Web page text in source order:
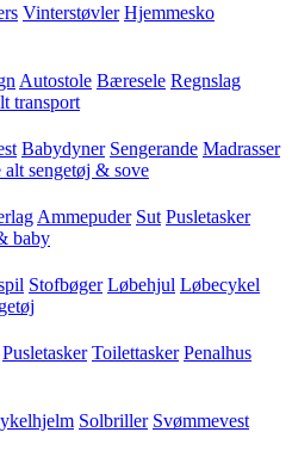
Vinterstøvler Hjemmesko
Autostole Bæresele Regnslag
transport
Babydyner Sengerande Madrasser
alt sengetøj & sove
Ammepuder Sut Pusletasker
baby
Stofbøger Løbehjul Løbecykel
Pusletasker Toilettasker Penalhus
Solbriller Svømmevest